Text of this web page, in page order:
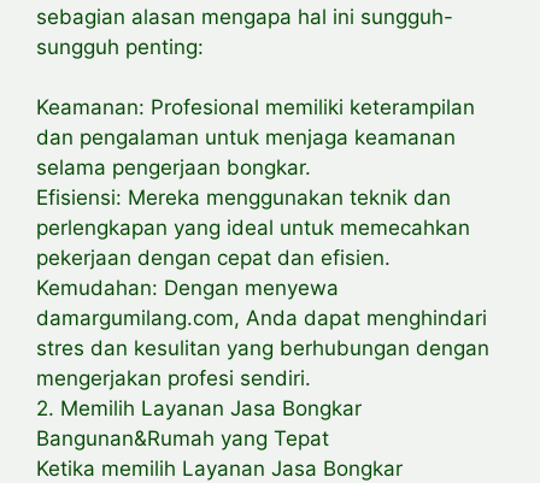
sebagian alasan mengapa hal ini sungguh-
sungguh penting:
Keamanan: Profesional memiliki keterampilan
dan pengalaman untuk menjaga keamanan
selama pengerjaan bongkar.
Efisiensi: Mereka menggunakan teknik dan
perlengkapan yang ideal untuk memecahkan
pekerjaan dengan cepat dan efisien.
Kemudahan: Dengan menyewa
damargumilang.com, Anda dapat menghindari
stres dan kesulitan yang berhubungan dengan
mengerjakan profesi sendiri.
2. Memilih Layanan Jasa Bongkar
Bangunan&Rumah yang Tepat
Ketika memilih Layanan Jasa Bongkar